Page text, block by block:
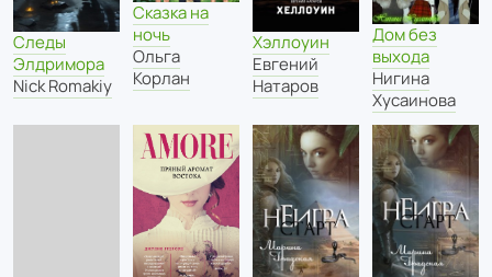
Следы
Элдримора
Nick Romakiy
Сказка на
ночь
Ольга
Корлан
Хэллоуин
Евгений
Натаров
Дом без
выхода
Нигина
Хусаинова